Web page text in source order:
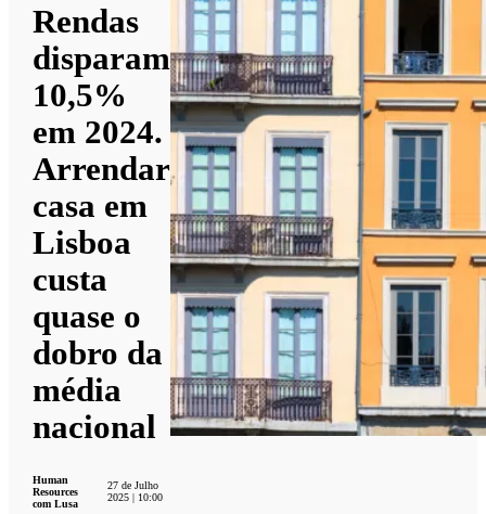
Rendas
disparam
10,5%
em 2024.
Arrendar
casa em
Lisboa
custa
quase o
dobro da
média
nacional
Human
Resources
com Lusa
27 de Julho
2025 | 10:00